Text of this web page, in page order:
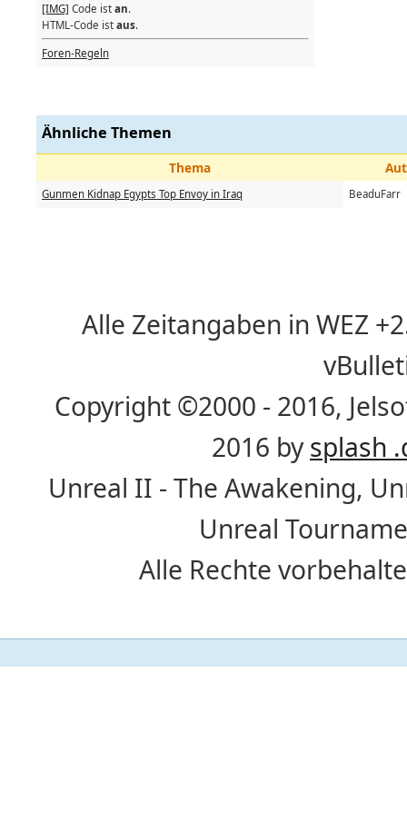
[IMG] Code ist an.
HTML-Code ist aus.
Foren-Regeln
Ähnliche Themen
Thema
Gunmen Kidnap Egypts Top Envoy in Iraq BeaduFarr
Alle Zeitangaben in WEZ
Copyright ©2000 - 2016,
2016 bysplash
Unreal II - The Awakening,
Unreal
Alle Rechte